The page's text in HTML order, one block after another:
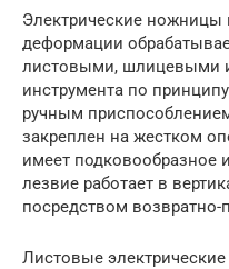
Электрические ножницы
деформации
листовыми, шлицевыми
инструмента по
ручным
закреплен на жестком
имеет
лезвие работает в
посредством
Листовые